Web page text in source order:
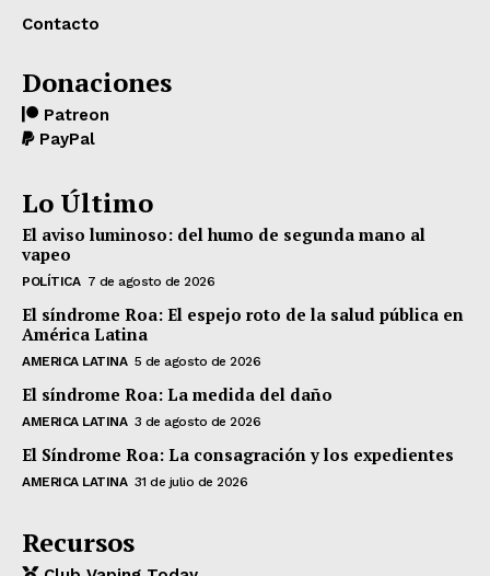
Contacto
Donaciones
Patreon
PayPal
Lo Último
El aviso luminoso: del humo de segunda mano al
vapeo
POLÍTICA 7 de agosto de 2026
El síndrome Roa: El espejo roto de la salud pública en
América Latina
AMERICA LATINA 5 de agosto de 2026
El síndrome Roa: La medida del daño
AMERICA LATINA 3 de agosto de 2026
El Síndrome Roa: La consagración y los expedientes
AMERICA LATINA 31 de julio de 2026
Recursos